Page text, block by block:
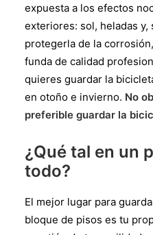
expuesta a los efectos
exteriores: sol, heladas y,
protegerla de la
funda de calidad
quieres guardar la
en otoño e invierno. No
preferible guardar la
¿Qué tal en un
todo?
El mejor lugar para
bloque de pisos es tu